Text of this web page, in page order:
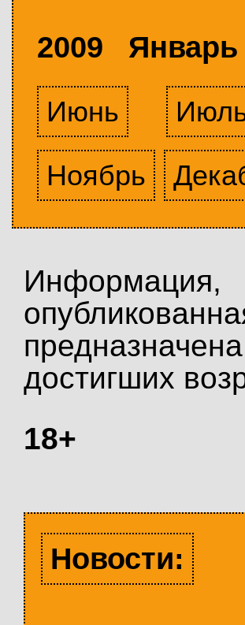
2009
Июнь
Ноябрь
Информация,
достигших
18+
Новости: